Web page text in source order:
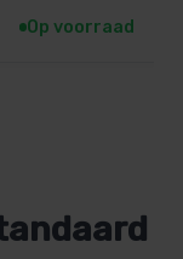
Op voorraad